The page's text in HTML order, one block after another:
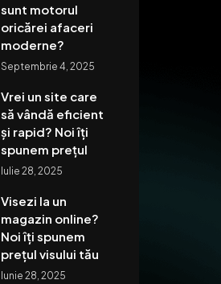
sunt motorul
oricărei afaceri
moderne?
Septembrie 4, 2025
Vrei un site care
să vândă eficient
și rapid? Noi îți
spunem prețul
Iulie 28, 2025
Visezi la un
magazin online?
Noi îți spunem
prețul visului tău
Iunie 28, 2025